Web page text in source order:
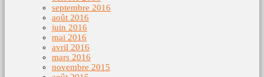
septembre 2016
août 2016
juin 2016
mai 2016
avril 2016
mars 2016
novembre 2015